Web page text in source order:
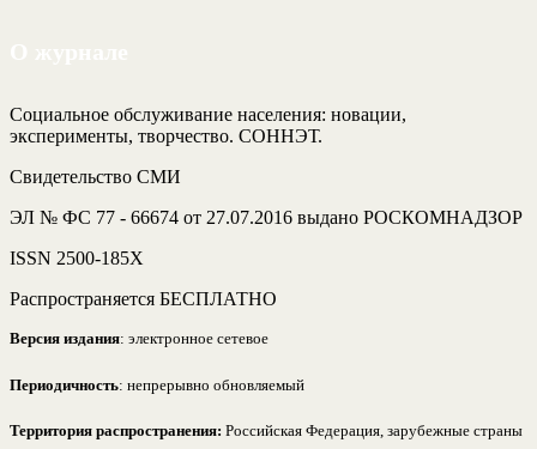
Социальное обслуживание населения: новации,
эксперименты, творчество. СОННЭТ.
Свидетельство СМИ
ЭЛ № ФС 77 - 66674 от 27.07.2016 выдано РОСКОМНАДЗОР
ISSN 2500-185Х
Распространяется БЕСПЛАТНО
Версия издания: электронное сетевое
Периодичность: непрерывно обновляемый
Территория распространения: Российская Федерация, зарубежные страны